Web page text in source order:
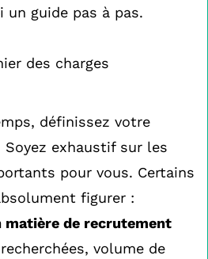
un guide pas à pas.
des charges
définissez votre
Soyez exhaustif sur les
pour vous. Certains
figurer :
matière de recrutement
volume de